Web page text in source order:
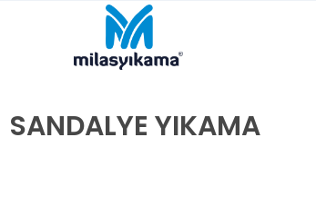
SANDALYE YIKAMA